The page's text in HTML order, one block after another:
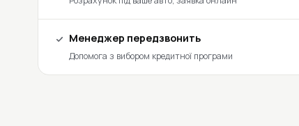
Менеджер передзвонить
Допомога з вибором кредитної програми